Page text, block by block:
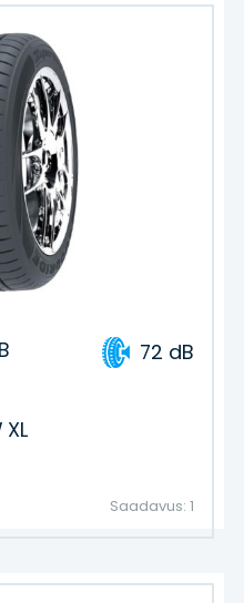
B 72 dB
Saadavus: 1